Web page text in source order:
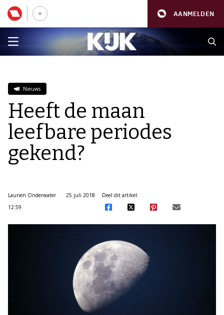
AANMELDEN
Nieuws
Heeft de maan
leefbare periodes
gekend?
Laurien Onderwater
25 juli 2018
12:59
Deel dit artikel: